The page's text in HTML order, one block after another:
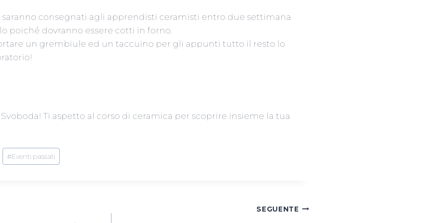
consegnati agli apprendisti ceramisti entro due settimana
poiché dovranno essere cotti in forno.
un grembiule ed un taccuino per gli appunti tutto il resto lo
Ti aspetto al corso di ceramica per scoprire insieme la tua
#Eventi passati
SEGUENTE